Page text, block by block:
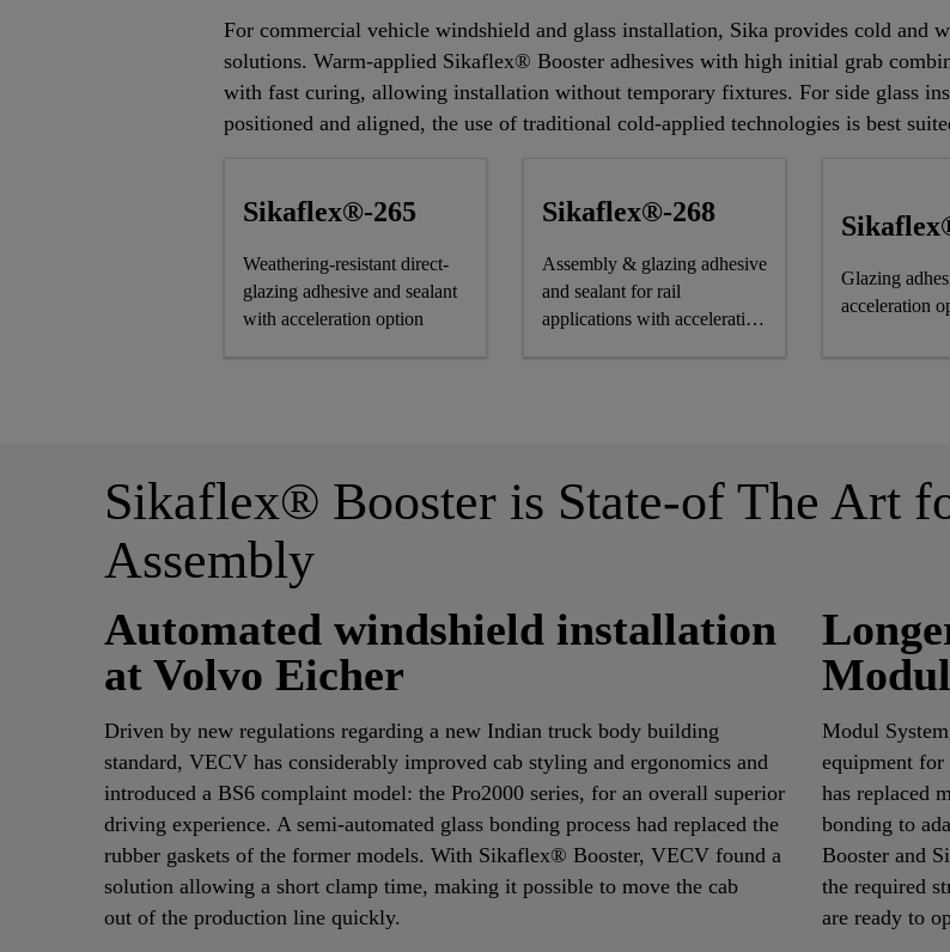
For commercial vehicle windshield and glass installation, Sika provides cold and
solutions. Warm-applied Sikaflex® Booster adhesives with high initial grab
with fast curing, allowing installation without temporary fixtures. For side glass
positioned and aligned, the use of traditional cold-applied technologies is best
Sikaflex®-265
Weathering-resistant direct-
glazing adhesive and sealant
with acceleration option
Sikaflex®-268
Assembly & glazing adhesive
and sealant for rail
applications with acceleration
Glazing
acceleration
Sikaflex® Booster is State-of The Art
Assembly
Automated windshield installation
at Volvo Eicher
Driven by new regulations regarding a new Indian truck body building
standard, VECV has considerably improved cab styling and ergonomics and
introduced a BS6 complaint model: the Pro2000 series, for an overall superior
driving experience. A semi-automated glass bonding process had replaced the
rubber gaskets of the former models. With Sikaflex® Booster, VECV found a
solution allowing a short clamp time, making it possible to move the cab
out of the production line quickly.
Modul
equipment
has replaced
bonding to
Booster and
the required
are ready to